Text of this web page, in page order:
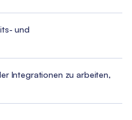
und
Integrationen zu arbeiten,